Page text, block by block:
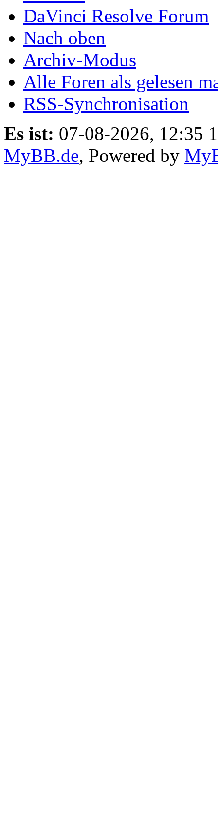
DaVinci Resolve Forum
Nach oben
Archiv-Modus
Alle Foren als gelesen
RSS-Synchronisation
Es ist: 07-08-2026, 12:35
MyBB.de, Powered by